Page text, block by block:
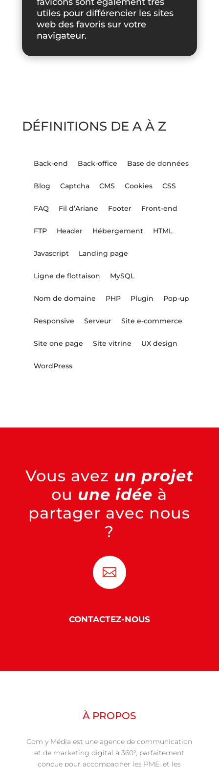
utiles pour différencier les sites
web des favoris sur votre
navigateur.
DÉFINITIONS DE A À Z
Back-end Back-office Base de données
Blog Captcha CMS Cookies CSS
FAQ Fil d’Ariane Footer Front-end
FTP Header Hébergement HTML
Javascript Landing page
Ligne de flottaison MySQL
Nom de domaine PHP Plugin Pop-up
Responsive Serveur Site e-commerce
Site one page Site vitrine UX design
WordPress
Vous avez un projet
ou une idée à
partager avec nous
?

CONTACTEZ-NOUS
À PROPOS
Com y Média est une agence de communication
et de marketing digital à 360°, parfaitement
conçue pour accompagner les PME, et les